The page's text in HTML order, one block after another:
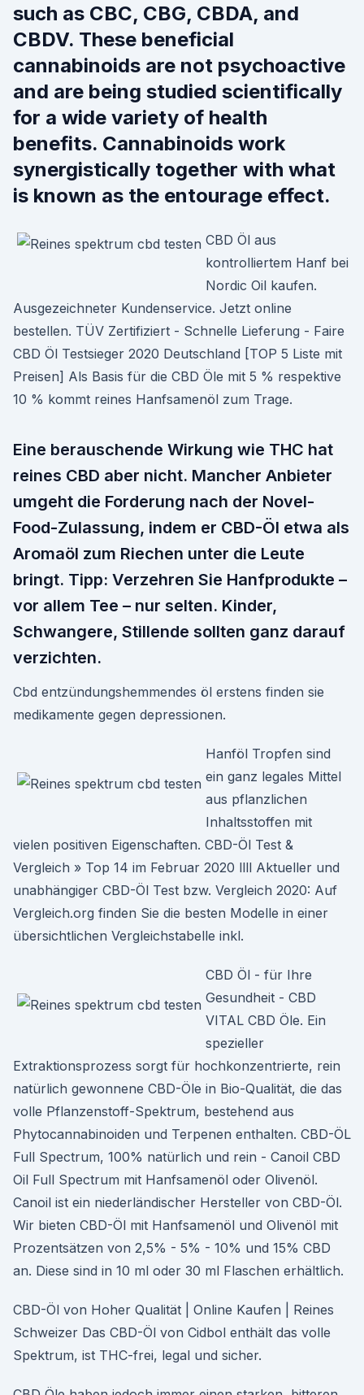
such as CBC, CBG, CBDA, and
CBDV. These beneficial
cannabinoids are not psychoactive
and are being studied scientifically
for a wide variety of health
benefits. Cannabinoids work
synergistically together with what
is known as the entourage effect.
CBD Öl aus
kontrolliertem Hanf bei
Nordic Oil kaufen.
Ausgezeichneter Kundenservice. Jetzt online
bestellen. TÜV Zertifiziert - Schnelle Lieferung - Faire
CBD Öl Testsieger 2020 Deutschland [TOP 5 Liste mit
Preisen] Als Basis für die CBD Öle mit 5 % respektive
10 % kommt reines Hanfsamenöl zum Trage.
Eine berauschende Wirkung wie THC hat
reines CBD aber nicht. Mancher Anbieter
umgeht die Forderung nach der Novel-
Food-Zulassung, indem er CBD-Öl etwa als
Aromaöl zum Riechen unter die Leute
bringt. Tipp: Verzehren Sie Hanf­produkte –
vor allem Tee – nur selten. Kinder,
Schwangere, Stillende sollten ganz darauf
verzichten.
Cbd entzündungshemmendes öl erstens finden sie
medikamente gegen depressionen.
Hanföl Tropfen sind
ein ganz legales Mittel
aus pflanzlichen
Inhaltsstoffen mit
vielen positiven Eigenschaften. CBD-Öl Test &
Vergleich » Top 14 im Februar 2020 llll Aktueller und
unabhängiger CBD-Öl Test bzw. Vergleich 2020: Auf
Vergleich.org finden Sie die besten Modelle in einer
übersichtlichen Vergleichstabelle inkl.
CBD Öl - für Ihre
Gesundheit - CBD
VITAL CBD Öle. Ein
spezieller
Extraktionsprozess sorgt für hochkonzentrierte, rein
natürlich gewonnene CBD-Öle in Bio-Qualität, die das
volle Pflanzenstoff-Spektrum, bestehend aus
Phytocannabinoiden und Terpenen enthalten. CBD-ÖL
Full Spectrum, 100% natürlich und rein - Canoil CBD
Oil Full Spectrum mit Hanfsamenöl oder Olivenöl.
Canoil ist ein niederländischer Hersteller von CBD-Öl.
Wir bieten CBD-Öl mit Hanfsamenöl und Olivenöl mit
Prozentsätzen von 2,5% - 5% - 10% und 15% CBD
an. Diese sind in 10 ml oder 30 ml Flaschen erhältlich.
CBD-Öl von Hoher Qualität | Online Kaufen | Reines
Schweizer Das CBD-Öl von Cidbol enthält das volle
Spektrum, ist THC-frei, legal und sicher.